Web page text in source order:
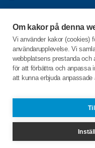
Om kakor på denna
Vi använder kakor (cookies)
användarupplevelse. Vi
webbplatsens prestanda och
för att förbättra och anpassa
att kunna erbjuda anpassade
Utbildning
Länkar
C/o:Christer Lindgren